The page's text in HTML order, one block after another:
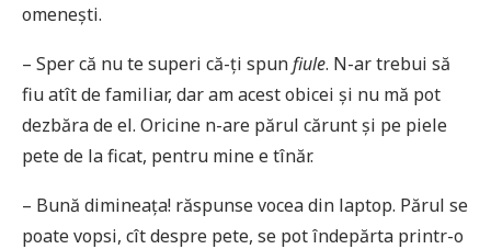
omenești.
– Sper că nu te superi că-ţi spunfiule. N-ar trebui să
fiu atît de familiar, dar am acest obicei şi nu mă pot
dezbăra de el. Oricine n-are părul cărunt și pe piele
pete de la ficat, pentru mine e tînăr.
– Bună dimineața! răspunse vocea din laptop. Părul se
poate vopsi, cît despre pete, se pot îndepărta printr-o